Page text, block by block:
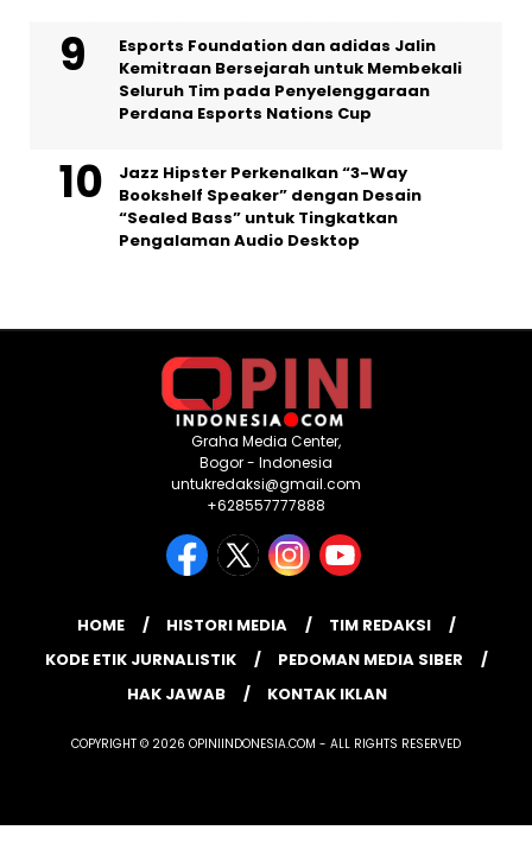
Esports Foundation dan adidas Jalin
Kemitraan Bersejarah untuk Membekali
Seluruh Tim pada Penyelenggaraan
Perdana Esports Nations Cup
Jazz Hipster Perkenalkan “3-Way
Bookshelf Speaker” dengan Desain
“Sealed Bass” untuk Tingkatkan
Pengalaman Audio Desktop
Graha Media Center,
Bogor - Indonesia
untukredaksi@gmail.com
+628557777888
HOME HISTORI MEDIA
TIM REDAKSI
KODE ETIK JURNALISTIK
PEDOMAN MEDIA SIBER
HAK JAWAB
KONTAK IKLAN
COPYRIGHT © 2026 OPINIINDONESIA.COM - ALL RIGHTS RESERVED